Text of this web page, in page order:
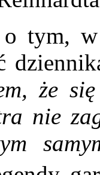
tym, w
że
nie